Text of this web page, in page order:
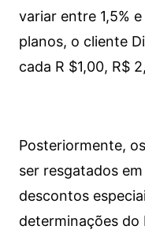
variar entre 1,5%
planos, o cliente
cada R $1,00, R$
Posteriormente,
ser resgatados
descontos
determinações do